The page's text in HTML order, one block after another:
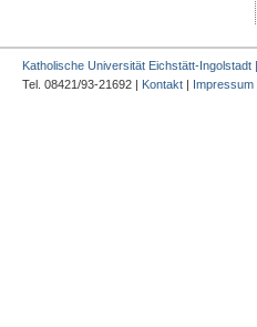
Katholische Universität Eichstätt-
Tel. 08421/93-21692 | Kontakt | Impressum